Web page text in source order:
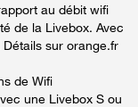
au débit wifi
de la Livebox. Avec
sur orange.fr
de Wifi
une Livebox S ou